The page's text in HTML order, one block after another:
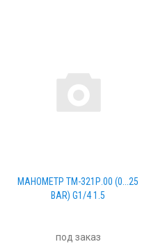
МАНОМЕТР ТМ-321Р.00 (0...25
BAR) G1/4 1.5
под заказ